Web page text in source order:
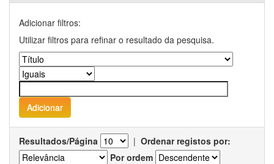
Adicionar filtros:
Utilizar filtros para refinar o resultado da pesquisa.
Resultados/Página | Ordenar registos por:
Por ordem